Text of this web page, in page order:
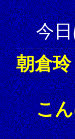
今
朝倉玲
こ